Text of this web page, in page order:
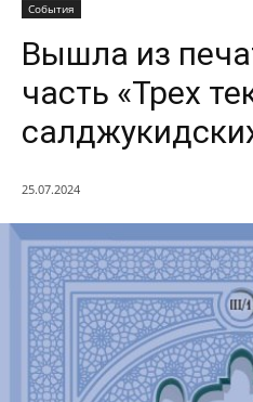
События
Вышла из
часть «Трех
25.07.2024